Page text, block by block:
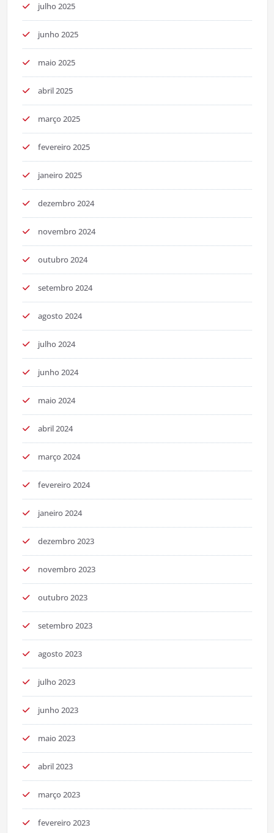
julho 2025
junho 2025
maio 2025
abril 2025
março 2025
fevereiro 2025
janeiro 2025
dezembro 2024
novembro 2024
outubro 2024
setembro 2024
agosto 2024
julho 2024
junho 2024
maio 2024
abril 2024
março 2024
fevereiro 2024
janeiro 2024
dezembro 2023
novembro 2023
outubro 2023
setembro 2023
agosto 2023
julho 2023
junho 2023
maio 2023
abril 2023
março 2023
fevereiro 2023